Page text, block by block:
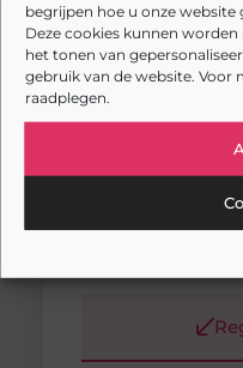
begrijpen hoe u onze
Deze cookies kunnen
het tonen van
gebruik van de website. Voor
raadplegen.
Registreer nu
Wil jij jouw
platform en
Registreer